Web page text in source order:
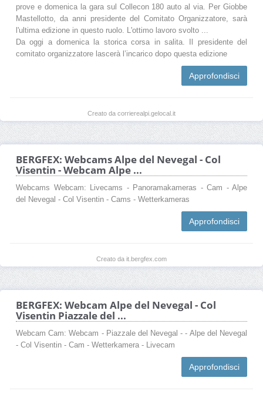
prove e domenica la gara sul Collecon 180 auto al via. Per Giobbe
Mastellotto, da anni presidente del Comitato Organizzatore, sarà
l'ultima edizione in questo ruolo. L'ottimo lavoro svolto ...
Da oggi a domenica la storica corsa in salita. Il presidente del
comitato organizzatore lascerà l’incarico dopo questa edizione
Approfondisci
Creato da corrierealpi.gelocal.it
BERGFEX: Webcams Alpe del Nevegal - Col
Visentin - Webcam Alpe ...
Webcams Webcam: Livecams - Panoramakameras - Cam - Alpe
del Nevegal - Col Visentin - Cams - Wetterkameras
Approfondisci
Creato da it.bergfex.com
BERGFEX: Webcam Alpe del Nevegal - Col
Visentin Piazzale del ...
Webcam Cam: Webcam - Piazzale del Nevegal - - Alpe del Nevegal
- Col Visentin - Cam - Wetterkamera - Livecam
Approfondisci